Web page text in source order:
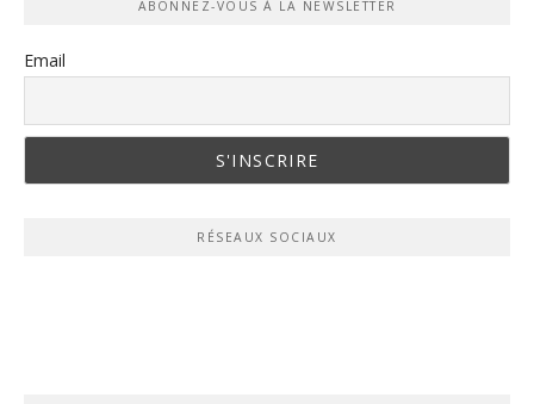
ABONNEZ-VOUS À LA NEWSLETTER
Email
RÉSEAUX SOCIAUX